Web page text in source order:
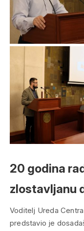
20 godina
zlostavljanu
Voditelj Ureda
predstavio je